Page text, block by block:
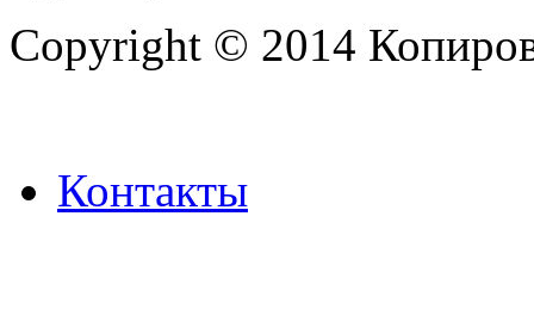
Copyright © 2014
Контакты